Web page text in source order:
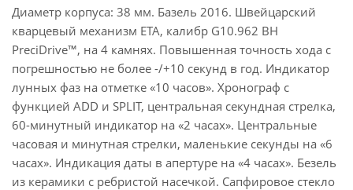
Диаметр корпуса: 38 мм. Базель 2016. Швейцарский
кварцевый механизм ETA, калибр G10.962 BH
PreciDrive™, на 4 камнях. Повышенная точность хода с
погрешностью не более -/+10 секунд в год. Индикатор
лунных фаз на отметке «10 часов». Хронограф с
функцией ADD и SPLIT, центральная секундная стрелка,
60-минутный индикатор на «2 часах». Центральные
часовая и минутная стрелки, маленькие секунды на «6
часах». Индикация даты в апертуре на «4 часах». Безель
из керамики с ребристой насечкой. Сапфировое стекло